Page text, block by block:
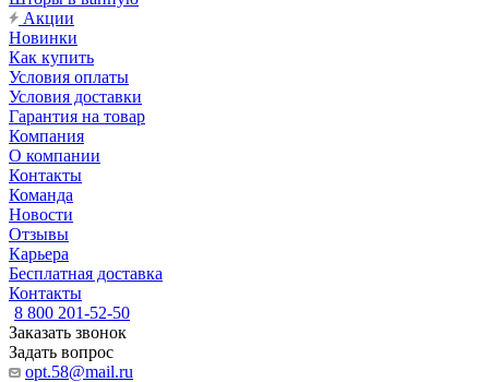
Акции
Новинки
Как купить
Условия оплаты
Условия доставки
Гарантия на товар
Компания
О компании
Контакты
Команда
Новости
Отзывы
Карьера
Бесплатная доставка
Контакты
8 800 201-52-50
Заказать звонок
Задать вопрос
opt.58@mail.ru